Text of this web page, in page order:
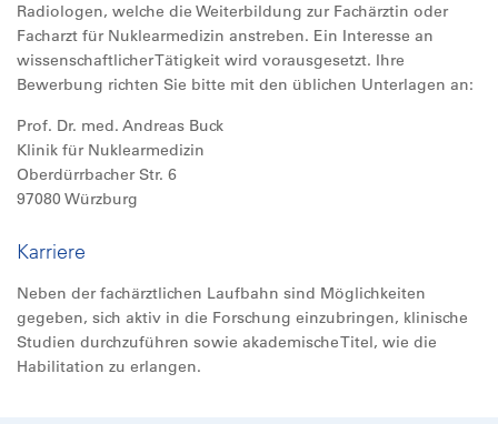
Radiologen, welche die Weiterbildung zur Fachärztin oder
Facharzt für Nuklearmedizin anstreben. Ein Interesse an
wissenschaftlicher Tätigkeit wird vorausgesetzt. Ihre
Bewerbung richten Sie bitte mit den üblichen Unterlagen an:
Prof. Dr. med. Andreas Buck
Klinik für Nuklearmedizin
Oberdürrbacher Str. 6
97080 Würzburg
Karriere
Neben der fachärztlichen Laufbahn sind Möglichkeiten
gegeben, sich aktiv in die Forschung einzubringen, klinische
Studien durchzuführen sowie akademische Titel, wie die
Habilitation zu erlangen.